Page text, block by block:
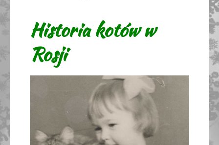
Historia kotów w
Rosji